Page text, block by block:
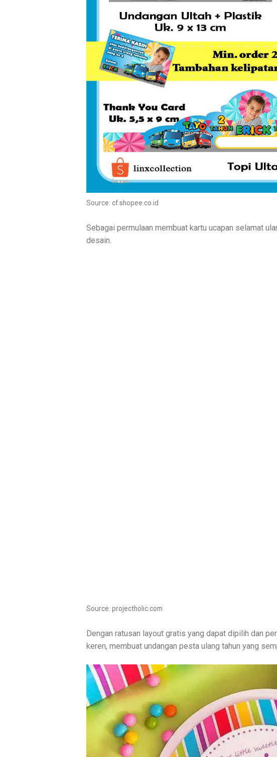
Source: cf.shopee.co.id
Sebagai permulaan membuat kartu ucapan selamat
desain.
Source: projectholic.com
Dengan ratusan layout gratis yang dapat dipilih dan
keren, membuat undangan pesta ulang tahun yang